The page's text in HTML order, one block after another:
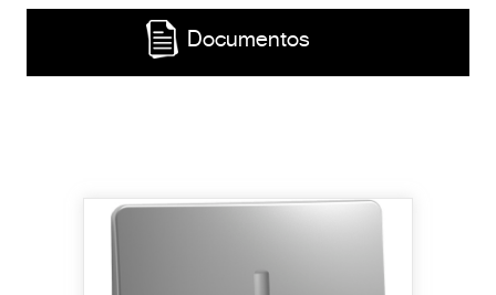
Documentos